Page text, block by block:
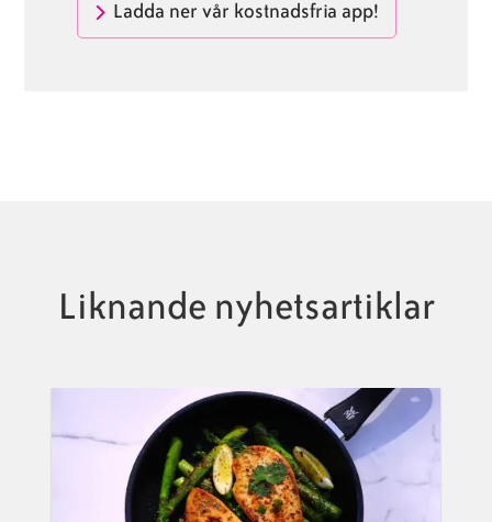
Ladda ner vår kostnadsfria app!
Liknande nyhetsartiklar